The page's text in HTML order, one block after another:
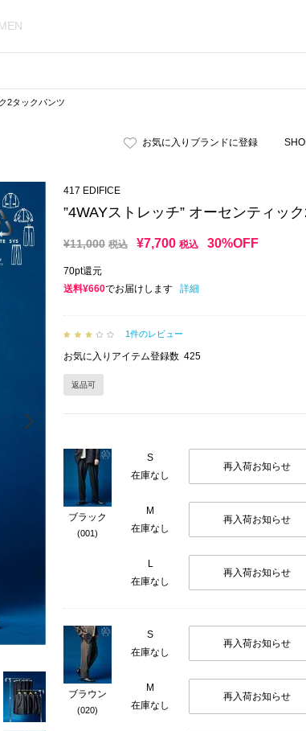
2タックパンツ
お気に入りブランドに登録
Next
417 EDIFICE
”4WAYストレッチ” オーセンティッ
¥11,000 税込 ¥7,700 税込 30%OFF
70pt還元
送料¥660でお届けします 詳細
1件のレビュー
お気に入りアイテム登録数 425
返品可
ブラック
(001)
S
在庫なし
再入荷お知らせ
M
在庫なし
再入荷お知らせ
L
在庫なし
再入荷お知らせ
ブラウン
(020)
S
在庫なし
再入荷お知らせ
M
在庫なし
再入荷お知らせ